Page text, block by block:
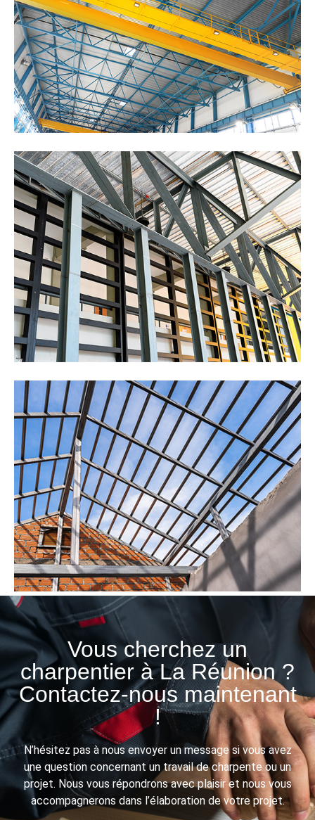
Vous cherchez un
charpentier à La Réunion ?
Contactez-nous maintenant
!
N’hésitez pas à nous envoyer un message si vous avez
une question concernant un travail de charpente ou un
projet. Nous vous répondrons avec plaisir et nous vous
accompagnerons dans l’élaboration de votre projet.